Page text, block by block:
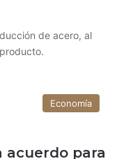
de acero, al
Economía
acuerdo para